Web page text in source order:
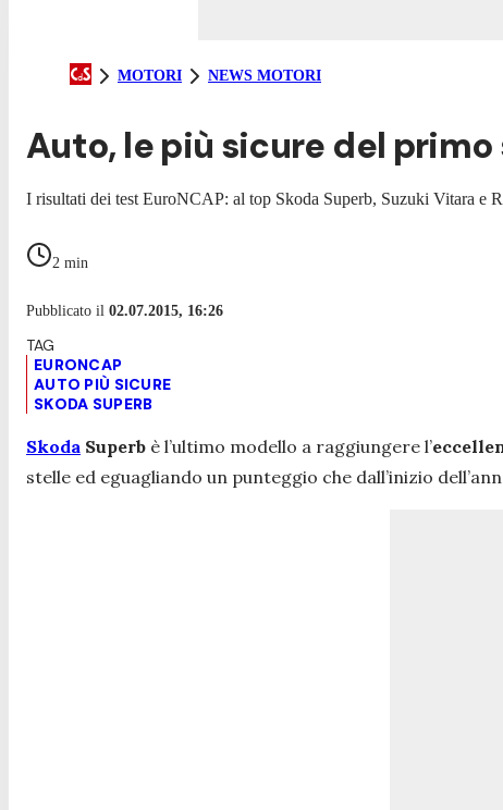
MOTORI NEWS MOTORI
Auto, le più sicure del primo
I risultati dei test EuroNCAP: al top Skoda Superb, Suzuki Vitara e
2 min
Pubblicato il 02.07.2015, 16:26
EURONCAP
AUTO PIÙ SICURE
SKODA SUPERB
Skoda Superb è l’ultimo modello a raggiungere l’
stelle ed eguagliando un punteggio che dall’inizio